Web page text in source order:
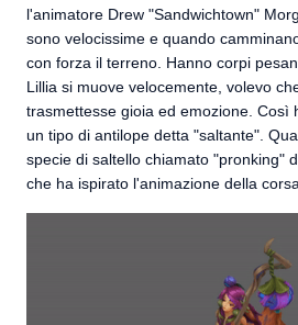
l'animatore Drew "Sandwichtown"
sono velocissime e quando
con forza il terreno. Hanno corpi
Lillia si muove velocemente, volevo
trasmettesse gioia ed emozione. Così
un tipo di antilope detta "saltante".
specie di saltello chiamato "pronking"
che ha ispirato l'animazione della